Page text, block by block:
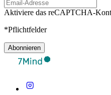
Aktiviere das reCAPTCHA-
*Pflichtfelder
Abonnieren